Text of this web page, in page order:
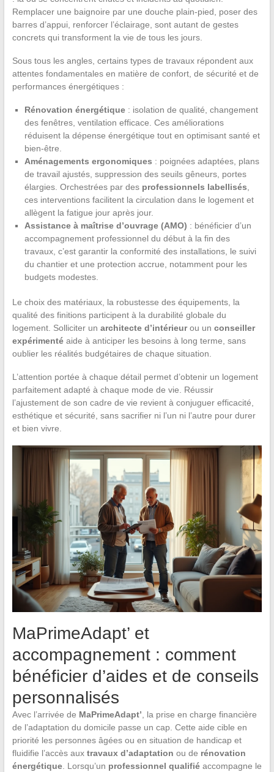
Remplacer une baignoire par une douche plain-pied, poser des
barres d’appui, renforcer l’éclairage, sont autant de gestes
concrets qui transforment la vie de tous les jours.
Sous tous les angles, certains types de travaux répondent aux
attentes fondamentales en matière de confort, de sécurité et de
performances énergétiques :
Rénovation énergétique: isolation de qualité, changement
des fenêtres, ventilation efficace. Ces améliorations
réduisent la dépense énergétique tout en optimisant santé et
bien-être.
Aménagements ergonomiques : poignées adaptées, plans
de travail ajustés, suppression des seuils gêneurs, portes
élargies. Orchestrées par des professionnels labellisés
ces interventions facilitent la circulation dans le logement et
allègent la fatigue jour après jour.
Assistance à maîtrise d’ouvrage (AMO) : bénéficier d’un
accompagnement professionnel du début à la fin des
travaux, c’est garantir la conformité des installations, le suivi
du chantier et une protection accrue, notamment pour les
budgets modestes.
Le choix des matériaux, la robustesse des équipements, la
qualité des finitions participent à la durabilité globale du
logement. Solliciter un architecte d’intérieurou un conseiller
expérimentéaide à anticiper les besoins à long terme, sans
oublier les réalités budgétaires de chaque situation.
L’attention portée à chaque détail permet d’obtenir un logement
parfaitement adapté à chaque mode de vie. Réussir
l’ajustement de son cadre de vie revient à conjuguer efficacité,
esthétique et sécurité, sans sacrifier ni l’un ni l’autre pour durer
et bien vivre.
MaPrimeAdapt’ et
accompagnement : comment
bénéficier d’aides et de conseils
personnalisés
Avec l’arrivée de MaPrimeAdapt’ , la prise en charge financière
de l’adaptation du domicile passe un cap. Cette aide cible en
priorité les personnes âgées ou en situation de handicap et
fluidifie l’accès aux travaux d’adaptation ou de rénovation
énergétique. Lorsqu’un professionnel qualifiéaccompagne le